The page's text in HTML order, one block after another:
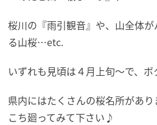
桜川の『雨引観音』や、山全体
る山桜…etc.
いずれも見頃は４月上旬～で、
県内にはたくさんの桜名所があ
こち廻ってみて下さい♪